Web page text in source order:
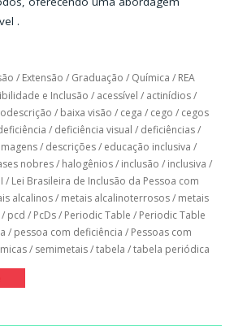
.
/ Extensão / Graduação / Química / REA
e Inclusão / acessível / actinídios/
/ baixa visão / cega / cego / cegos
/ deficiência visual / deficiências/
/ descrições/ educação inclusiva /
nobres/ halogênios/ inclusão / inclusiva /
/ Lei Brasileira de Inclusão da Pessoa com
alcalinos/ metais alcalinoterrosos/ metais
pcd / PcDs/ Periodic Table / Periodic Table
/ pessoa com deficiência / Pessoas com
/ semimetais/tabela /tabela periódica
"Tabela